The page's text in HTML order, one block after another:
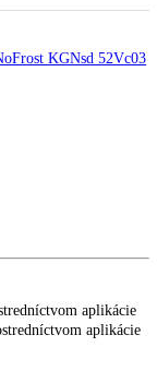
a
a
a NoFrost KGNsd